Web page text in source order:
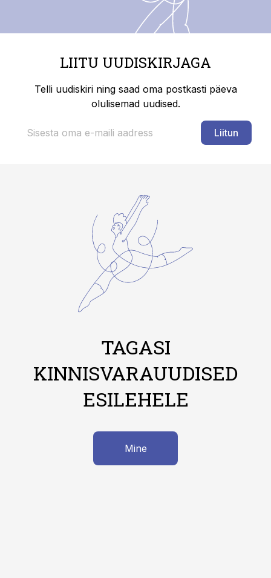
LIITU UUDISKIRJAGA
Telli uudiskiri ning saad oma postkasti päeva
olulisemad uudised.
Liitun
TAGASI
KINNISVARAUUDISED
ESILEHELE
Mine